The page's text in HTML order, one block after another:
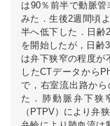
は90％前半で動脈
みた．生後2週間頃
半へ低下した．日齢
を開始したが，日齢
は弁下狭窄の程度が
したCTデータから
で，右室流出路か
た．肺動脈弁下狭
（PTPV）により弁